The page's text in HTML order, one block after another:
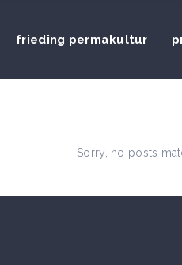
frieding permakultur
Sorry, no posts